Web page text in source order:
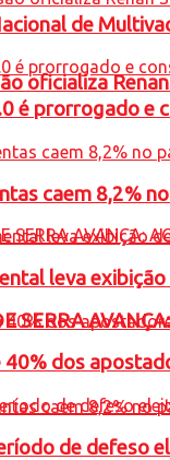
oficializa
SERRA
de
é prorrogado e
caem 8,2%
leva
40% dos
de defeso